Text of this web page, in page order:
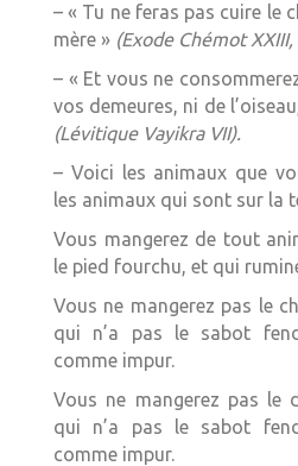
– « Tu ne feras pas cuire le
mère » (Exode Chémot XXIII,
– « Et vous ne
vos demeures, ni de
(Lévitique Vayikra VII).
– Voici les animaux que
les animaux qui sont sur la
Vous mangerez de tout
le pied fourchu, et qui
Vous ne mangerez pas le
qui n’a pas le sabot
comme impur.
Vous ne mangerez pas le
qui n’a pas le sabot
comme impur.